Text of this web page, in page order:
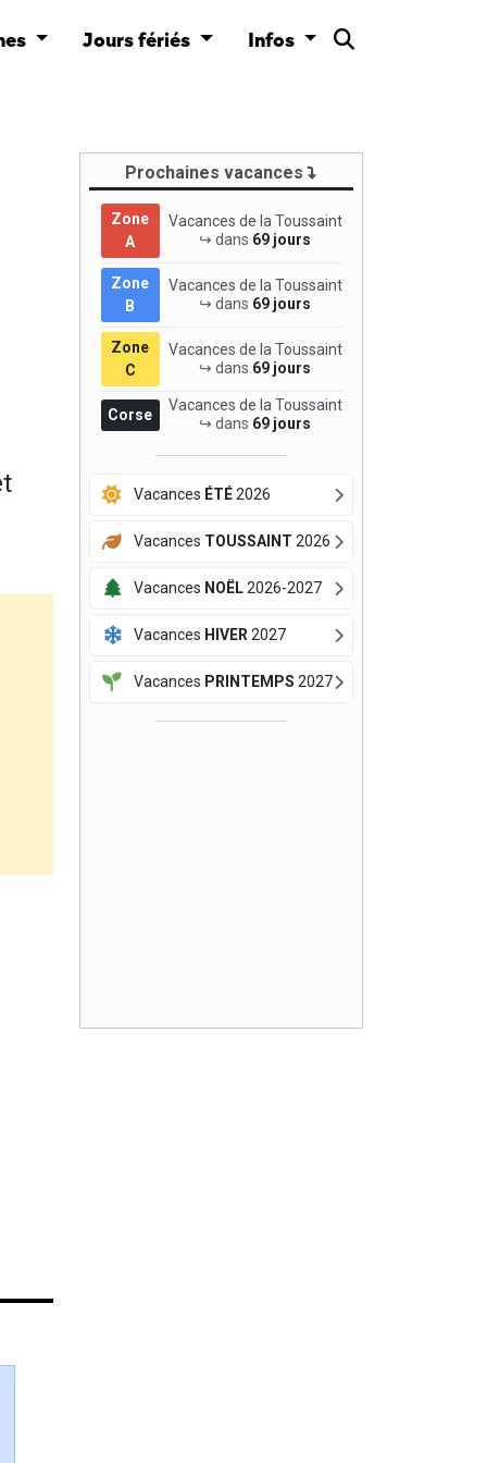
Jours fériés Infos
Prochaines vacances
Zone
A
Vacances de la Toussaint
↪ dans 69 jours
Zone
B
Vacances de la Toussaint
↪ dans 69 jours
Zone
C
Vacances de la Toussaint
↪ dans 69 jours
Corse
Vacances de la Toussaint
↪ dans 69 jours
Vacances ÉTÉ2026
Vacances TOUSSAINT 2026
Vacances NOËL2026-2027
Vacances HIVER 2027
Vacances PRINTEMPS 2027